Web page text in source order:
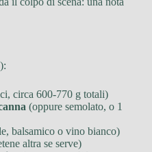
circa 600-770 g totali)
(oppure semolato, o 1
balsamico o vino bianco)
altra se serve)